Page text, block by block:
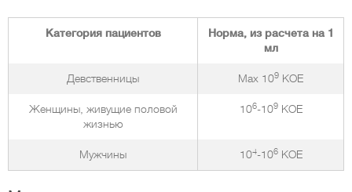
Категория пациентов
Норма, из расчета на 1
мл
Девственницы Max 109 КОЕ
Женщины, живущие половой
жизнью
106-109КОЕ
Мужчины 104-106КОЕ